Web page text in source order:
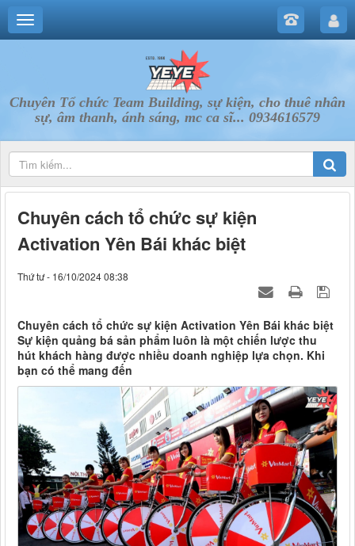
Chuyên Tổ chức Team Building, sự kiện, cho thuê nhân
sự, âm thanh, ánh sáng, mc ca sĩ... 0934616579
Chuyên cách tổ chức sự kiện
Activation Yên Bái khác biệt
Thứ tư - 16/10/2024 08:38
Chuyên cách tổ chức sự kiện Activation Yên Bái khác biệt
Sự kiện quảng bá sản phẩm luôn là một chiến lược thu
hút khách hàng được nhiều doanh nghiệp lựa chọn. Khi
bạn có thể mang đến